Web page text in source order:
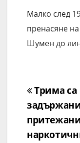
Малко след
пренасяне
Шумен до
Трима са